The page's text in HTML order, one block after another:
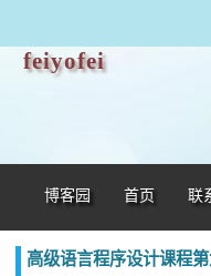
feiyofei
博客园 首页 联
高级语言程序设计课程